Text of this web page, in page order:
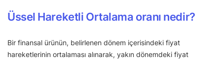
Üssel Hareketli Ortalama oranı nedir?
Bir finansal ürünün, belirlenen dönem içerisindeki fiyat
hareketlerinin ortalaması alınarak, yakın dönemdeki fiyat